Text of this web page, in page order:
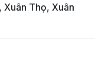
Xuân Thọ, Xuân